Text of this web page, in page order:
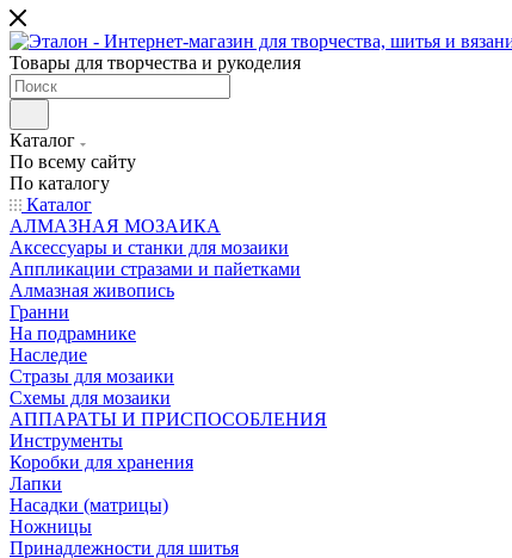
Товары для творчества и рукоделия
Каталог
По всему сайту
По каталогу
Каталог
АЛМАЗНАЯ МОЗАИКА
Аксессуары и станки для мозаики
Аппликации стразами и пайетками
Алмазная живопись
Гранни
На подрамнике
Наследие
Стразы для мозаики
Схемы для мозаики
АППАРАТЫ И ПРИСПОСОБЛЕНИЯ
Инструменты
Коробки для хранения
Лапки
Насадки (матрицы)
Ножницы
Принадлежности для шитья